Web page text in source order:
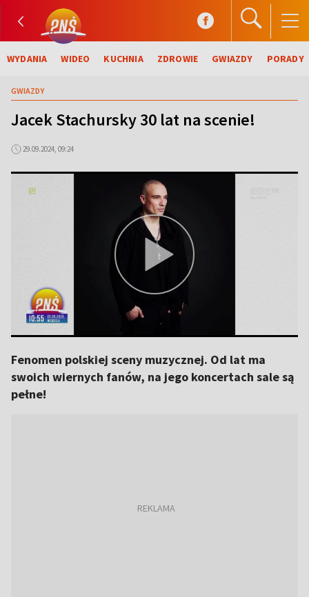
WYDANIA WIDEO KUCHNIA ZDROWIE GWIAZDY PORADY
GWIAZDY
Jacek Stachursky 30 lat na scenie!
29.09.2024, 09:24
Fenomen polskiej sceny muzycznej. Od lat ma
swoich wiernych fanów, na jego koncertach sale są
pełne!